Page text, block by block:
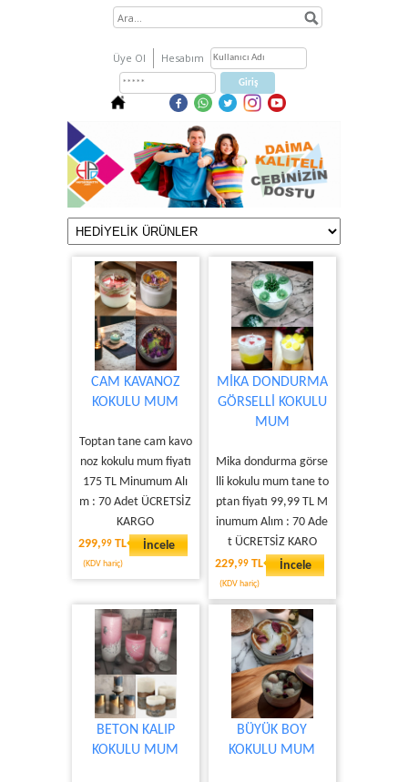
Üye Ol Hesabım
CAM KAVANOZ
KOKULU MUM
Toptan tane cam kavo
noz kokulu mum fiyatı
175 TL Minumum Alı
m : 70 Adet ÜCRETSİZ
KARGO
299,99 TL
(KDV hariç)
İncele
MİKA DONDURMA
GÖRSELLİ KOKULU
MUM
Mika dondurma görse
lli kokulu mum tane to
ptan fiyatı 99,99 TL M
inumum Alım : 70 Ade
t ÜCRETSİZ KARO
229,99 TL
(KDV hariç)
İncele
BETON KALIP
KOKULU MUM
BÜYÜK BOY
KOKULU MUM